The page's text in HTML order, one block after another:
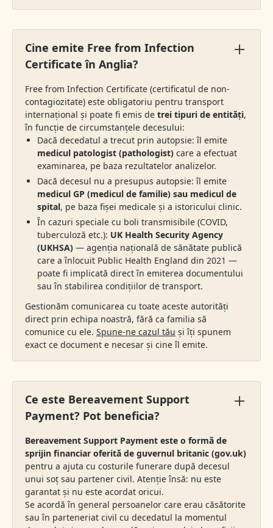
Cine emite Free from Infection
Certificate în Anglia?
Free from Infection Certificate (certificatul de non-
contagiozitate) este obligatoriu pentru transport
internațional și poate fi emis de trei tipuri de entități,
în funcție de circumstanțele decesului:
Dacă decedatul a trecut prin autopsie: îl emite
medicul patologist (pathologist) care a efectuat
examinarea, pe baza rezultatelor analizelor.
Dacă decesul nu a presupus autopsie: îl emite
medicul GP (medicul de familie) sau medicul de
spital, pe baza fișei medicale și a istoricului clinic.
În cazuri speciale cu boli transmisibile (COVID,
tuberculoză etc.): UK Health Security Agency
(UKHSA) — agenția națională de sănătate publică
care a înlocuit Public Health England din 2021 —
poate fi implicată direct în emiterea documentului
sau în stabilirea condițiilor de transport.
Gestionăm comunicarea cu toate aceste autorități
direct prin echipa noastră, fără ca familia să
comunice cu ele. Spune-ne cazul tău și îți spunem
exact ce document e necesar și cine îl emite.
Ce este Bereavement Support
Payment? Pot beneficia?
Bereavement Support Payment este o formă de
sprijin financiar oferită de guvernul britanic (gov.uk)
pentru a ajuta cu costurile funerare după decesul
unui soț sau partener civil. Atenție însă: nu este
garantat și nu este acordat oricui.
Se acordă în general persoanelor care erau căsătorite
sau în parteneriat civil cu decedatul la momentul